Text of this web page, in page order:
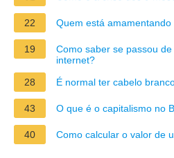
22 Quem está
19
Como saber se passou
internet?
28
É normal ter cabelo
43 O que é o capitalismo no
40 Como calcular o valor de